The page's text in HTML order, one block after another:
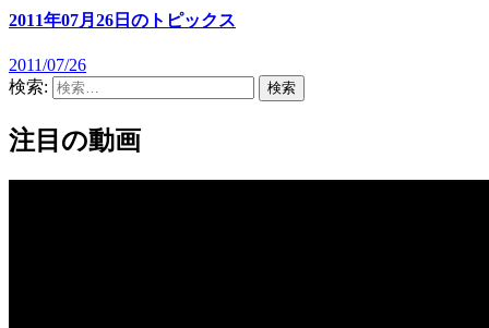
2011年07月26日のトピックス
2011/07/26
検索:
注目の動画